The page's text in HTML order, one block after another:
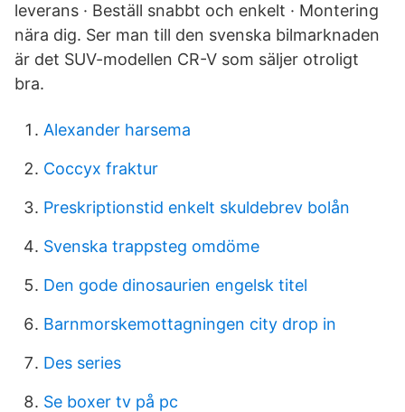
leverans · Beställ snabbt och enkelt · Montering
nära dig. Ser man till den svenska bilmarknaden
är det SUV-modellen CR-V som säljer otroligt
bra.
Alexander harsema
Coccyx fraktur
Preskriptionstid enkelt skuldebrev bolån
Svenska trappsteg omdöme
Den gode dinosaurien engelsk titel
Barnmorskemottagningen city drop in
Des series
Se boxer tv på pc